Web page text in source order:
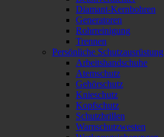
Diamant-Kernbohren
Generatoren
Rohrreinigung
Trennen
Persönliche Schutzausrüstung
Arbeitshandschuhe
Atemschutz
Gehörschutz
Knieschutz
Kopfschutz
Schutzbrillen
Warnschutzwesten